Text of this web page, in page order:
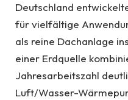
Deutschland
für vielfältige
als reine Dachanlage
einer Erdquelle
Jahresarbeitszahl
Luft/Wasser-